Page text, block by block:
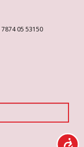
7874 05 53150